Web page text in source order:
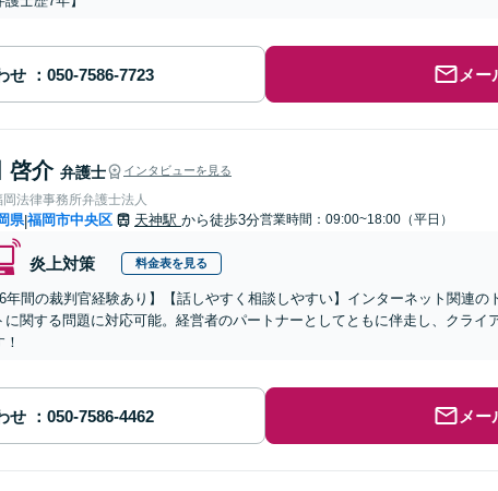
せ メー
啓介 弁護士 インタビューを見る
法律事務所弁護士法人
県|福岡市中央区 天神駅 から徒歩3分営業時間：09:00~18:00（平日）
炎上対策 料金表を見る
年間の裁判官経験あり】【話しやすく相談しやすい】インターネット関連
に関する問題に対応可能。経営者のパートナーとしてともに伴走し、クライ
！
せ メー